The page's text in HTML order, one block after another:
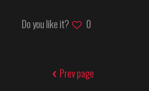
Do you like it? 0
Prev page